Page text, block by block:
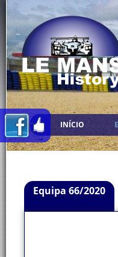
INÍCIO
Equipa 66/2020